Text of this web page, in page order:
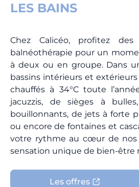
LES BAINS
Chez Calicéo, profitez
balnéothérapie pour un
à deux ou en groupe. Dans
bassins intérieurs et
chauffés à 34°C toute
jacuzzis, de sièges à
bouillonnants, de jets à forte
ou encore de fontaines et
votre rythme au cœur de nos
sensation unique de bien-être
Les offres